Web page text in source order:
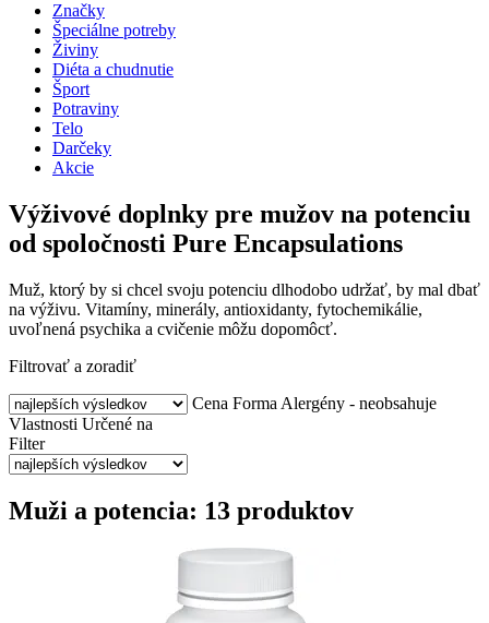
Značky
Špeciálne potreby
Živiny
Diéta a chudnutie
Šport
Potraviny
Telo
Darčeky
Akcie
Výživové doplnky pre mužov na potenciu
od spoločnosti Pure Encapsulations
Muž, ktorý by si chcel svoju potenciu dlhodobo udržať, by mal dbať
na výživu. Vitamíny, minerály, antioxidanty, fytochemikálie,
uvoľnená psychika a cvičenie môžu dopomôcť.
Filtrovať a zoradiť
Cena Forma Alergény - neobsahuje
Vlastnosti Určené na
Filter
Muži a potencia: 13 produktov